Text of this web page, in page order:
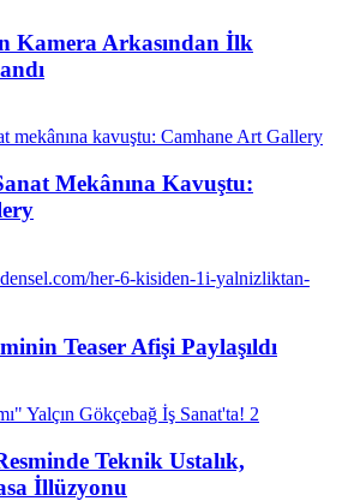
Kamera Arkasından İlk
Mekânına Kavuştu:
Teaser Afişi Paylaşıldı
Teknik Ustalık,
İllüzyonu